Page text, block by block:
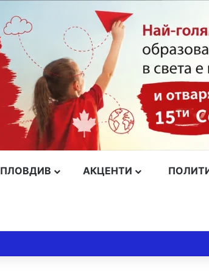
ПЛОВДИВ АКЦЕНТИ